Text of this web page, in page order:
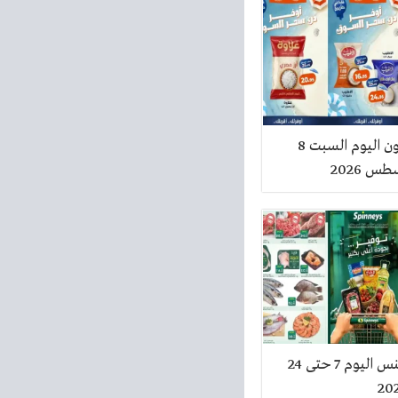
عروض كازيون اليوم السبت 8
عروض سبينس اليوم 7 حتى 24